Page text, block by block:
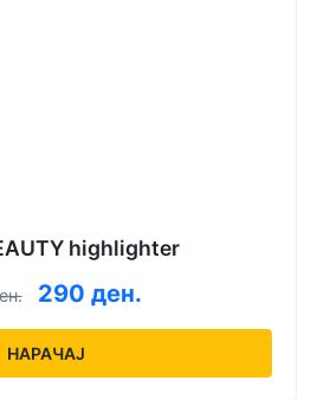
highlighter
290 ден.
НАРАЧАЈ